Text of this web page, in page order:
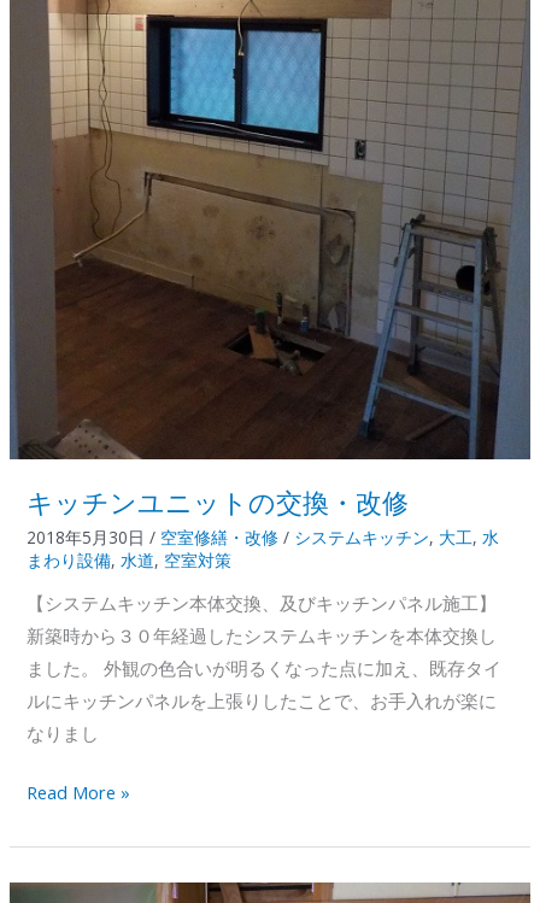
キッチンユニットの交換・改修
2018年5月30日/ 空室修繕・改修 / システムキッチン, 大工,水
まわり設備,水道, 空室対策
【システムキッチン本体交換、及びキッチンパネル施工】
新築時から３０年経過したシステムキッチンを本体交換し
ました。 外観の色合いが明るくなった点に加え、既存タイ
ルにキッチンパネルを上張りしたことで、お手入れが楽に
なりまし
キ
ン
Read More »